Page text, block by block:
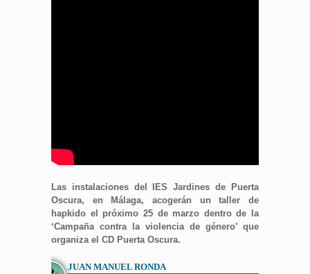
Las instalaciones del IES Jardines de Puerta
Oscura, en Málaga, acogerán un taller de
hapkido el próximo 25 de marzo dentro de la
‘Campaña contra la violencia de género’ que
organiza el CD Puerta Oscura.
JUAN MANUEL RONDA